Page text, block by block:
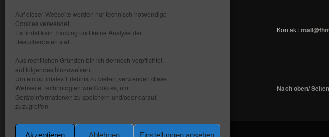
Auf dieser Webseite werden nur technisch notwendige
Cookies verwendet.
Es findet kein Tracking und keine Analyse der
Besucherdaten statt.
Aus rechtlichen Gründen bin ich dennoch verpflichtet,
auf folgendes hinzuweisen:
Um ein optimales Erlebnis zu bieten, verwenden diese
Webseite Technologien wie Cookies, um
Geräteinformationen zu speichern und/oder darauf
zuzugreifen.
Akzeptieren Ablehnen Einstellungen ansehen
Copyright: fhmedien.de 2012 - 2026
Kontakt
Datenschutzerklärung
Impressum
Kontakt:
Nach oben/